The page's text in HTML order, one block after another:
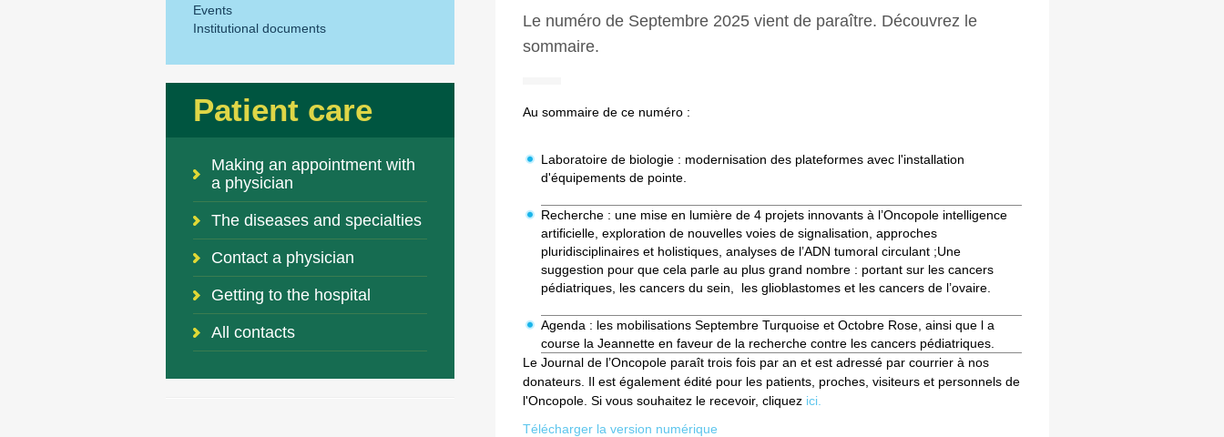
Events
Institutional documents
Patient care
Making an appointment with
a physician
The diseases and specialties
Contact a physician
Getting to the hospital
All contacts
Le numéro de Septembre 2025 vient de paraître. Découvrez le
sommaire.
Au sommaire de ce numéro :
Laboratoire de biologie : modernisation des plateformes avec l'installation
d'équipements de pointe.
Recherche : une mise en lumière de 4 projets innovants à l’Oncopole intelligence
artificielle, exploration de nouvelles voies de signalisation, approches
pluridisciplinaires et holistiques, analyses de l’ADN tumoral circulant ;Une
suggestion pour que cela parle au plus grand nombre : portant sur les cancers
pédiatriques, les cancers du sein, les glioblastomes et les cancers de l’ovaire.
Agenda : les mobilisations Septembre Turquoise et Octobre Rose, ainsi que l a
course la Jeannette en faveur de la recherche contre les cancers pédiatriques.
Le Journal de l’Oncopole paraît trois fois par an et est adressé par courrier à nos
donateurs. Il est également édité pour les patients, proches, visiteurs et personnels de
l'Oncopole. Si vous souhaitez le recevoir, cliquez ici.
Télécharger la version numérique